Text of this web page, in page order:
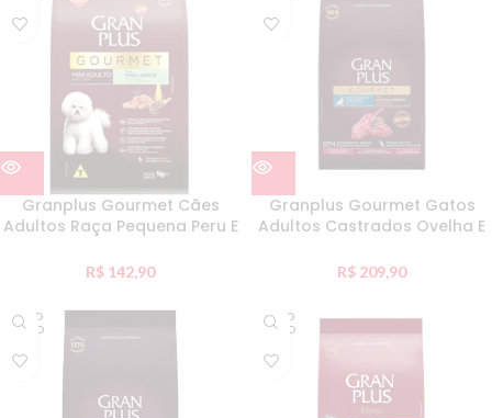
Granplus Gourmet Cães
Adultos Raça Pequena Peru E
R$ 142,90
Granplus Gourmet Gatos
Adultos Castrados Ovelha E
R$ 209,90
ESGO
TADO
ESGO
TADO